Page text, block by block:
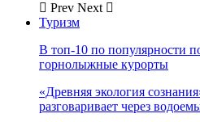
Prev Next
Туризм
В топ-10 по популярности
горнолыжные курорты
«Древняя экология
разговаривает через